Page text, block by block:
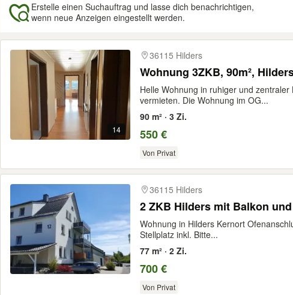
Erstelle einen Suchauftrag und lasse dich benachrichtigen,
wenn neue Anzeigen eingestellt werden.
Ergebnisse
14
36115 Hilders
Wohnung 3ZKB, 90m²,
Helle Wohnung in ruhiger und
vermieten. Die Wohnung im OG...
90 m² · 3 Zi.
550 €
Von Privat
36115 Hilders
2 ZKB Hilders mit Balkon
Wohnung in Hilders Kernort
Stellplatz inkl. Bitte...
77 m² · 2 Zi.
700 €
Von Privat